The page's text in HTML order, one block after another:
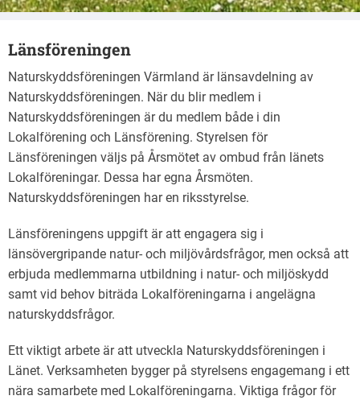
Länsföreningen
Naturskyddsföreningen Värmland är länsavdelning av
Naturskyddsföreningen. När du blir medlem i
Naturskyddsföreningen är du medlem både i din
Lokalförening och Länsförening. Styrelsen för
Länsföreningen väljs på Årsmötet av ombud från länets
Lokalföreningar. Dessa har egna Årsmöten.
Naturskyddsföreningen har en riksstyrelse.
Länsföreningens uppgift är att engagera sig i
länsövergripande natur- och miljövårdsfrågor, men också att
erbjuda medlemmarna utbildning i natur- och miljöskydd
samt vid behov biträda Lokalföreningarna i angelägna
naturskyddsfrågor.
Ett viktigt arbete är att utveckla Naturskyddsföreningen i
Länet. Verksamheten bygger på styrelsens engagemang i ett
nära samarbete med Lokalföreningarna. Viktiga frågor för